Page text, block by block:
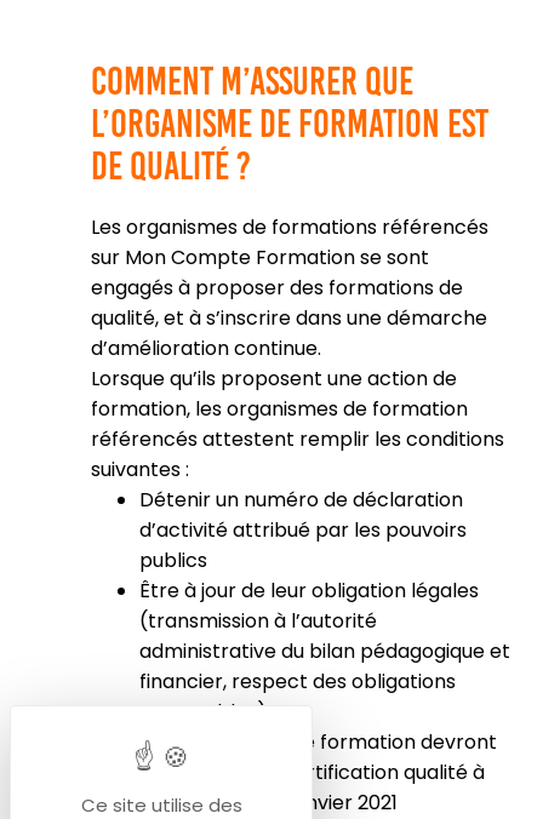
Comment m’assurer que
l’organisme de formation est
de qualité ?
Les organismes de formations référencés
sur Mon Compte Formation se sont
engagés à proposer des formations de
qualité, et à s’inscrire dans une démarche
d’amélioration continue.
Lorsque qu’ils proposent une action de
formation, les organismes de formation
référencés attestent remplir les conditions
suivantes :
Détenir un numéro de déclaration
d’activité attribué par les pouvoirs
publics
Être à jour de leur obligation légales
(transmission à l’autorité
administrative du bilan pédagogique et
financier, respect des obligations
comptables).
Les organismes de formation devront
disposer d’une certification qualité à
compter du 1er janvier 2021
Ce site utilise des